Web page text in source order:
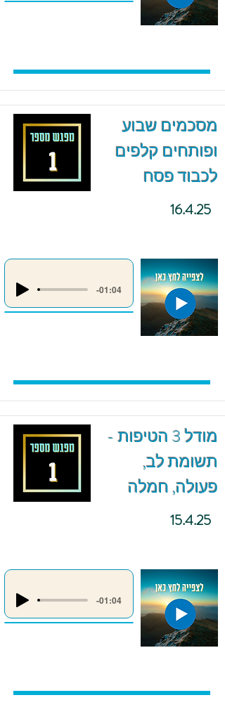
מסכמים שבוע
ופותחים קלפים
לכבוד פסח
16.4.25
-01:04
מודל 3 הטיפות -
תשומת לב,
פעולה, חמלה
15.4.25
-01:04